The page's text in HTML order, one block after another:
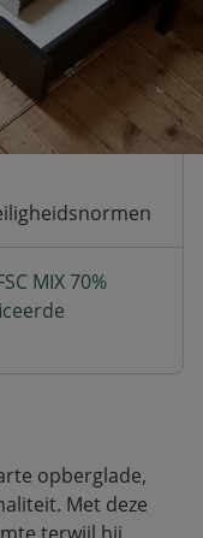
MIX 70%
opberglade,
Met deze